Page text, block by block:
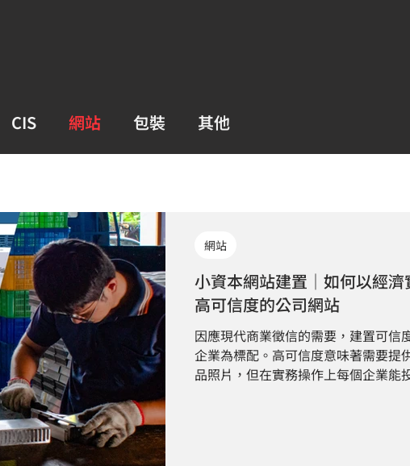
CIS 網站 包裝 其他
小資本網站建置｜如何以經
高可信度的公司網站
因應現代商業徵信的需要，建置可信
企業為標配。高可信度意味著需要提
品照片，但在實務操作上每個企業能
網站